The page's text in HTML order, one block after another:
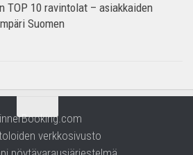
TOP 10 ravintolat – asiakkaiden
Suomen
verkkosivusto